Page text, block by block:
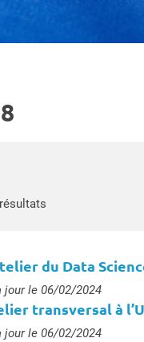
du Data
jour le 06/02/2024
transversal à
jour le 06/02/2024